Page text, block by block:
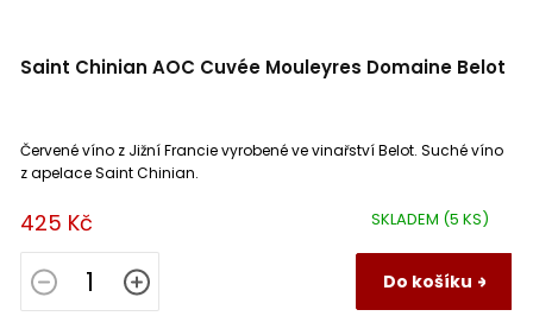
Saint Chinian AOC Cuvée Mouleyres Domaine Belot
SKLADEM (5 KS)
425 Kč
Do košíku
Červené víno z Jižní Francie vyrobené ve vinařství Belot. Suché víno
z apelace Saint Chinian.